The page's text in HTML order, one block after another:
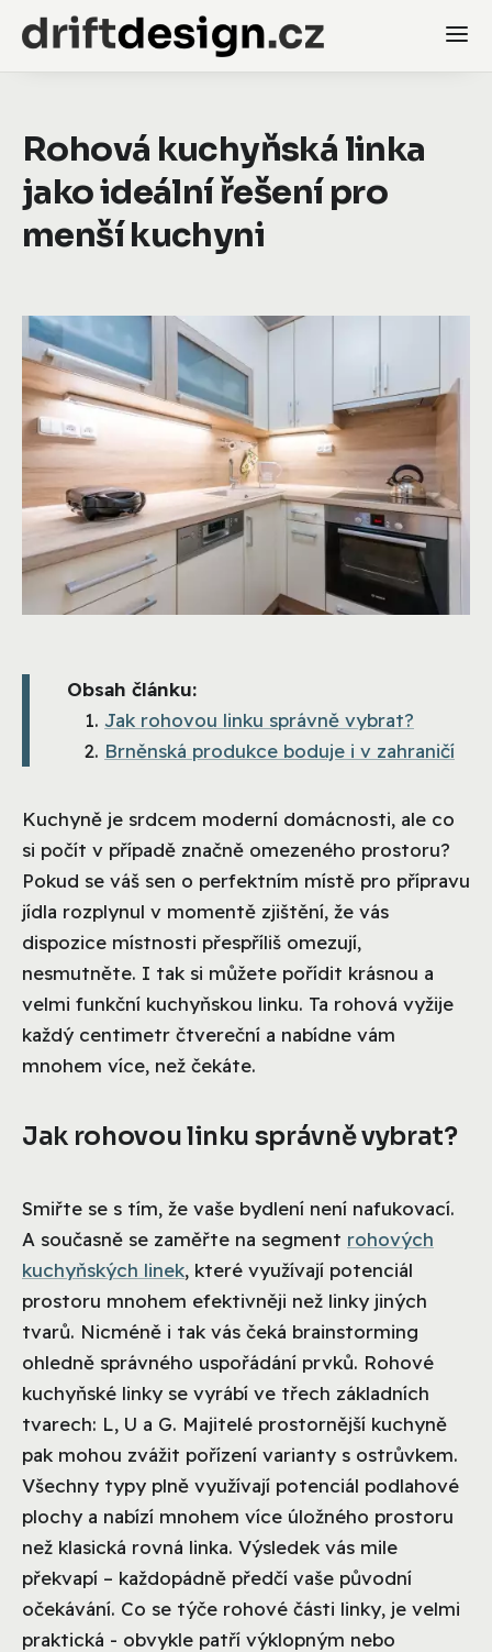
Rohová kuchyňská linka
jako ideální řešení pro
menší kuchyni
Obsah článku:
Jak rohovou linku správně vybrat?
Brněnská produkce boduje i v zahraničí
Kuchyně je srdcem moderní domácnosti, ale co
si počít v případě značně omezeného prostoru?
Pokud se váš sen o perfektním místě pro přípravu
jídla rozplynul v momentě zjištění, že vás
dispozice místnosti přespříliš omezují,
nesmutněte. I tak si můžete pořídit krásnou a
velmi funkční kuchyňskou linku. Ta rohová vyžije
každý centimetr čtvereční a nabídne vám
mnohem více, než čekáte.
Jak rohovou linku správně vybrat?
Smiřte se s tím, že vaše bydlení není nafukovací.
A současně se zaměřte na segment rohových
kuchyňských linek, které využívají potenciál
prostoru mnohem efektivněji než linky jiných
tvarů. Nicméně i tak vás čeká brainstorming
ohledně správného uspořádání prvků. Rohové
kuchyňské linky se vyrábí ve třech základních
tvarech: L, U a G. Majitelé prostornější kuchyně
pak mohou zvážit pořízení varianty s ostrůvkem.
Všechny typy plně využívají potenciál podlahové
plochy a nabízí mnohem více úložného prostoru
než klasická rovná linka. Výsledek vás mile
překvapí – každopádně předčí vaše původní
očekávání. Co se týče rohové části linky, je velmi
praktická - obvykle patří výklopným nebo